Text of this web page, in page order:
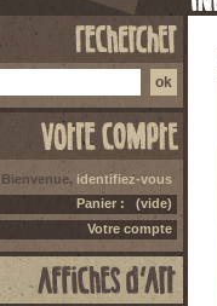
Bienvenue, identifiez-vous
Panier :
(vide)
Votre compte